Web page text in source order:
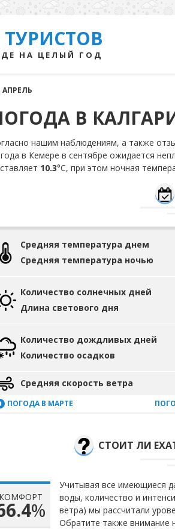
НА ЦЕЛЫЙ ГОД
АПРЕЛЬ
В
нашим наблюдениям, а также
в Кемере в сентябре ожидается
10.3°С, при этом ночная
Средняя температура днем
Средняя температура ночью
Количество солнечных дней
Длина светового дня
Количество дождливых дней
Количество осадков
Средняя скорость ветра
ПОГОДА В МАРТЕ
СТОИТ ЛИ
КОМФОРТ
%
Учитывая все имеющиеся
воды, количество и
ветра) мы рассчитали
Обратите также внимание